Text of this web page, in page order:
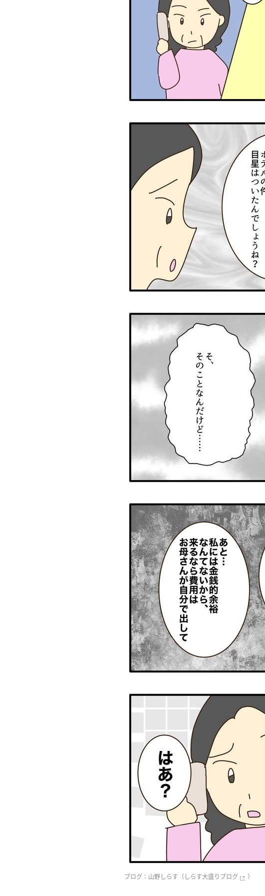
ブログ：山野しらす（ しらす大盛りブログ ）